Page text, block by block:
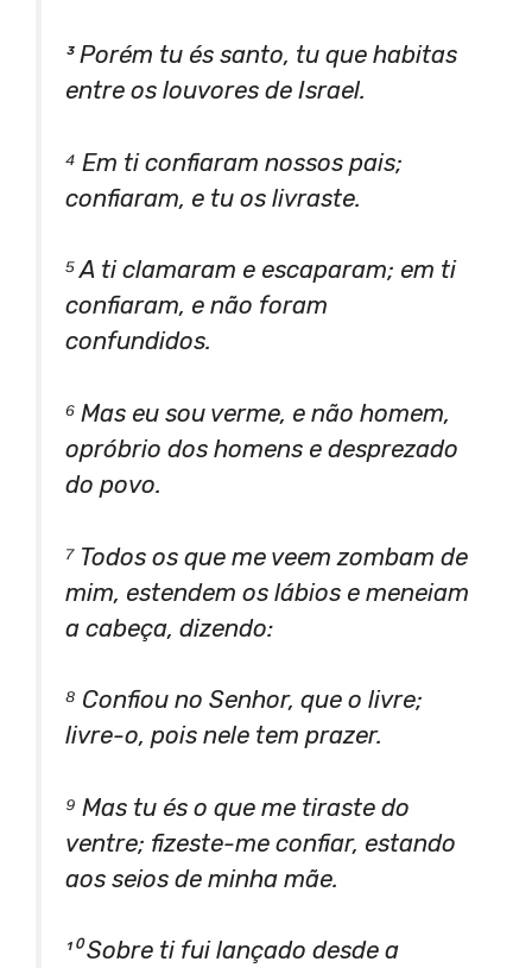
³ Porém tu és santo, tu que habitas
entre os louvores de Israel.
⁴ Em ti confiaram nossos pais;
confiaram, e tu os livraste.
⁵ A ti clamaram e escaparam; em ti
confiaram, e não foram
confundidos.
⁶ Mas eu sou verme, e não homem,
opróbrio dos homens e desprezado
do povo.
⁷ Todos os que me veem zombam de
mim, estendem os lábios e meneiam
a cabeça, dizendo:
⁸ Confiou no Senhor, que o livre;
livre-o, pois nele tem prazer.
⁹ Mas tu és o que me tiraste do
ventre; fizeste-me confiar, estando
aos seios de minha mãe.
¹⁰ Sobre ti fui lançado desde a